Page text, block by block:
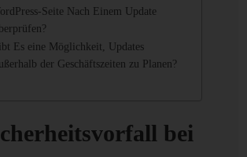
Seite Nach Einem Update
Es eine Möglichkeit, Updates
der Geschäftszeiten zu Planen?
bei